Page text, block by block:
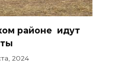
районе идут
2024